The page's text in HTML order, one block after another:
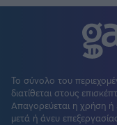
Το σύνολο του
διατίθεται στους
Απαγορεύεται η χρήση ή
μετά ή άνευ